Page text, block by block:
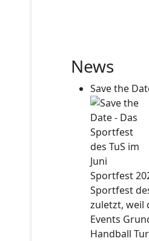
News
Save the
Sportfest
Sportfest
zuletzt, weil
Events
Handball